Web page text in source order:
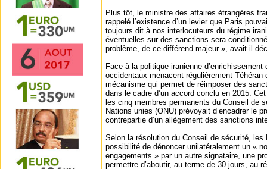
Plus tôt, le ministre des affaires étrangères
rappelé l’existence d’un levier que Paris
toujours dit à nos interlocuteurs du régime
éventuelles sur des sanctions sera
problème, de ce différend majeur », avait-il
Face à la politique iranienne d’enrichissement
occidentaux menacent régulièrement Téhéran
mécanisme qui permet de réimposer des
dans le cadre d’un accord conclu en 2015.
les cinq membres permanents du Conseil de
Nations unies (ONU) prévoyait d’encadrer le
contrepartie d’un allègement des sanctions
Selon la résolution du Conseil de sécurité,
possibilité de dénoncer unilatéralement un «
engagements » par un autre signataire, une
permettre d’aboutir, au terme de 30 jours, au